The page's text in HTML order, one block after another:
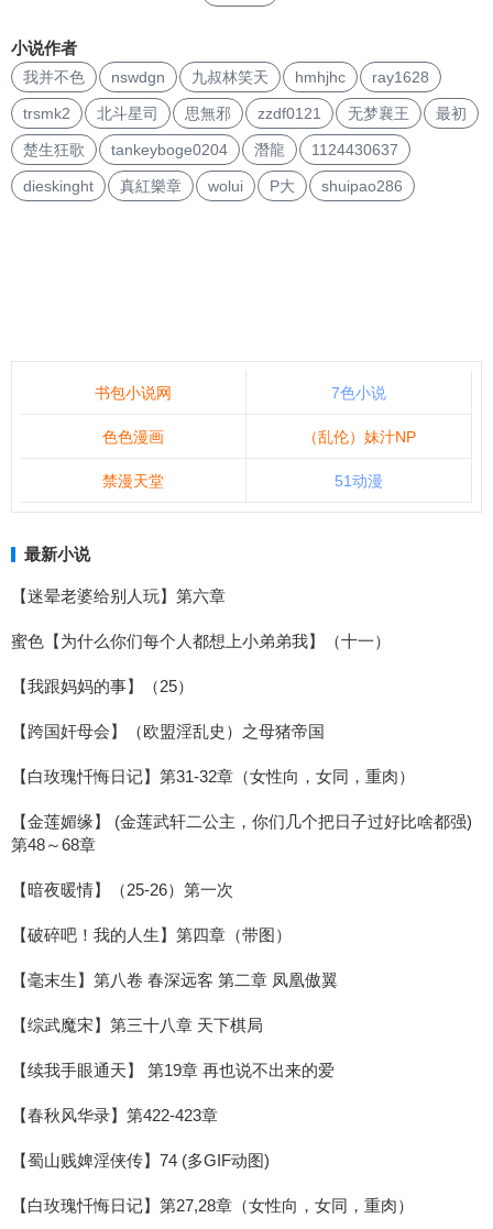
小说作者
我并不色 nswdgn 九叔林笑天 hmhjhc ray1628
trsmk2 北斗星司 思無邪 zzdf0121 无梦襄王 最初
楚生狂歌 tankeyboge0204 潛龍 1124430637
dieskinght 真紅樂章 wolui P大 shuipao286
书包小说网 7色小说
色色漫画 （乱伦）妹汁NP
禁漫天堂 51动漫
最新小说
【迷晕老婆给别人玩】第六章
蜜色【为什么你们每个人都想上小弟弟我】（十一）
【我跟妈妈的事】（25）
【跨国奸母会】（欧盟淫乱史）之母猪帝国
【白玫瑰忏悔日记】第31-32章（女性向，女同，重肉）
【金莲媚缘】 (金莲武轩二公主，你们几个把日子过好比啥都强)
第48～68章
【暗夜暖情】（25-26）第一次
【破碎吧！我的人生】第四章（带图）
【毫末生】第八卷 春深远客 第二章 凤凰傲翼
【综武魔宋】第三十八章 天下棋局
【续我手眼通天】 第19章 再也说不出来的爱
【春秋风华录】第422-423章
【蜀山贱婢淫侠传】74 (多GIF动图)
【白玫瑰忏悔日记】第27,28章（女性向，女同，重肉）